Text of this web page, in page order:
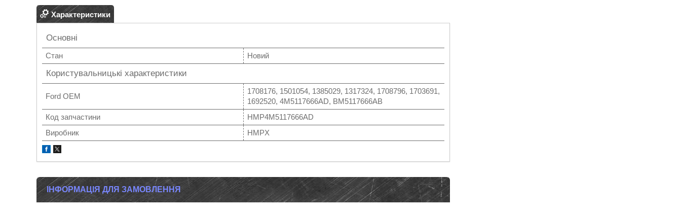
Характеристики
Основні
Стан Новий
Користувальницькі характеристики
Ford OEM
1708176, 1501054, 1385029, 1317324, 1708796, 1703691,
1692520, 4M5117666AD, BM5117666AB
Код запчастини
HMP4M5117666AD
Виробник
HMPX
ІНФОРМАЦІЯ ДЛЯ ЗАМОВЛЕННЯ